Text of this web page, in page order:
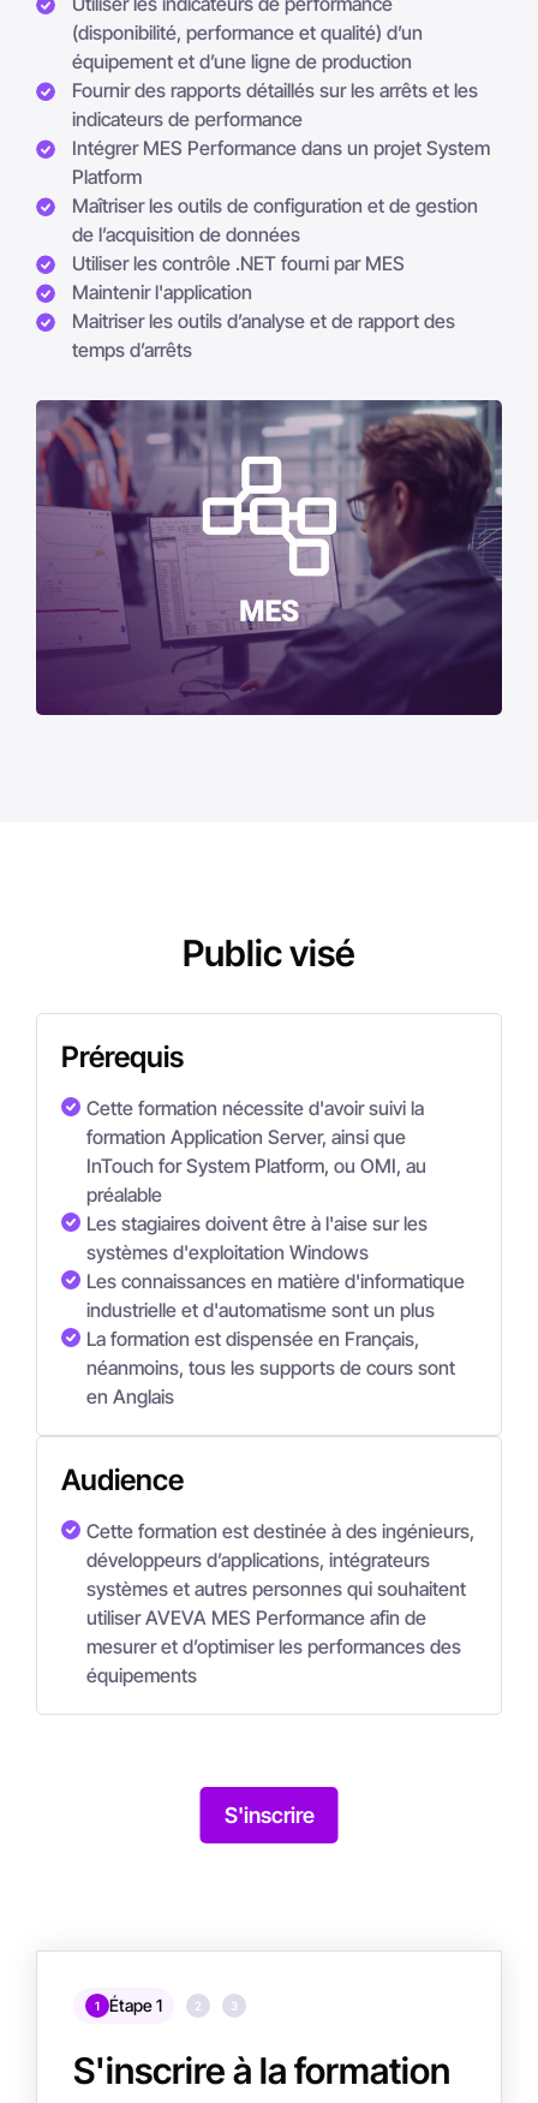
(disponibilité, performance et qualité) d’un
équipement et d’une ligne de production
Fournir des rapports détaillés sur les arrêts et les
indicateurs de performance
Intégrer MES Performance dans un projet System
Platform
Maîtriser les outils de configuration et de gestion
de l’acquisition de données
Utiliser les contrôle .NET fourni par MES
Maintenir l'application
Maitriser les outils d’analyse et de rapport des
temps d’arrêts
Public visé
Prérequis
Cette formation nécessite d'avoir suivi la
formation Application Server, ainsi que
InTouch for System Platform, ou OMI, au
préalable
Les stagiaires doivent être à l'aise sur les
systèmes d'exploitation Windows
Les connaissances en matière d'informatique
industrielle et d'automatisme sont un plus
La formation est dispensée en Français,
néanmoins, tous les supports de cours sont
en Anglais
Audience
Cette formation est destinée à des ingénieurs,
développeurs d’applications, intégrateurs
systèmes et autres personnes qui souhaitent
utiliser AVEVA MES Performance afin de
mesurer et d’optimiser les performances des
équipements
S'inscrire
1 Étape 1 2 3
S'inscrire à la formation